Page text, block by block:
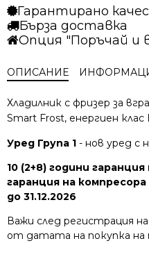
Liebherr
ICBbi
5152
Гарантирано
Бърза доставка
Опция "Поръчай и
ОПИСАНИЕ
Хладилник с фризер за
Smart Frost, енергиен
Уред Група 1 - нов уред с
10 (2+8) години
гаранция на
до 31.12.2026
Важи след регистрация
от датата на покупка на